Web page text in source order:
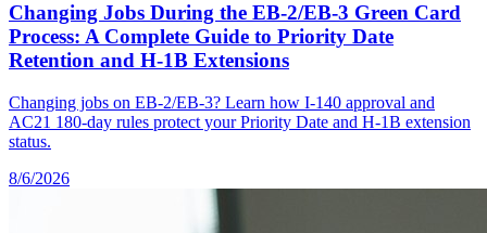
Changing Jobs During the EB-2/EB-3 Green Card
Process: A Complete Guide to Priority Date
Retention and H-1B Extensions
Changing jobs on EB-2/EB-3? Learn how I-140 approval and
AC21 180-day rules protect your Priority Date and H-1B extension
status.
8/6/2026